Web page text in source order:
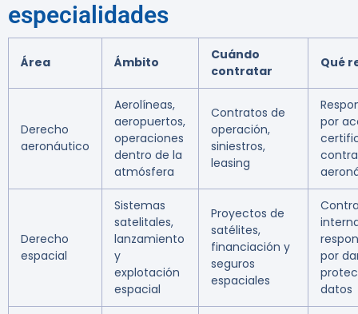
especialidades
Área Ámbito
Cuándo
contratar
Qué
Derecho
aeronáutico
Aerolíneas,
aeropuertos,
operaciones
dentro de la
atmósfera
Contratos de
operación,
siniestros,
leasing
por
Derecho
espacial
Sistemas
satelitales,
lanzamiento
y
explotación
espacial
Proyectos de
satélites,
financiación y
seguros
espaciales
por
datos